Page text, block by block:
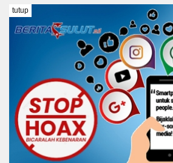
TENTANG KAMI REDAKSI
PEDOMAN MEDIA SIBER
tutup